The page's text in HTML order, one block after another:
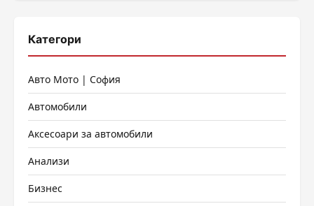
Категори
Авто Мото | София
Автомобили
Аксесоари за автомобили
Анализи
Бизнес